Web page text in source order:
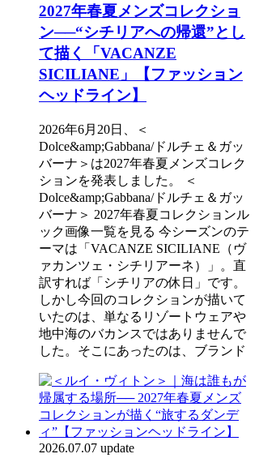
2027年春夏メンズコレクショ
ン──“シチリアへの帰還”とし
て描く「VACANZE
SICILIANE」【ファッション
ヘッドライン】
2026年6月20日、＜
Dolce&amp;Gabbana/ドルチェ＆ガッ
バーナ＞は2027年春夏メンズコレク
ションを発表しました。 ＜
Dolce&amp;Gabbana/ドルチェ＆ガッ
バーナ＞ 2027年春夏コレクションル
ック画像一覧を見る 今シーズンのテ
ーマは「VACANZE SICILIANE（ヴ
ァカンツェ・シチリアーネ）」。直
訳すれば「シチリアの休日」です。
しかし今回のコレクションが描いて
いたのは、単なるリゾートウェアや
地中海のバカンスではありませんで
した。そこにあったのは、ブランド
2026.07.07 update